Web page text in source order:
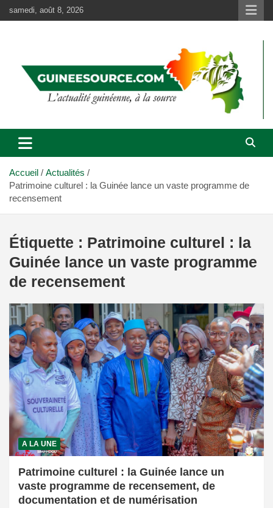
au
samedi, août 8, 2026
Accueil
Actualités
Patrimoine culturel : la Guinée lance un vaste programme de
recensement
Étiquette : Patrimoine culturel : la
Guinée lance un vaste programme
de recensement
A LA UNE
Patrimoine culturel : la Guinée lance un
vaste programme de recensement, de
documentation et de numérisation